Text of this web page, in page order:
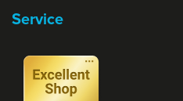
Service